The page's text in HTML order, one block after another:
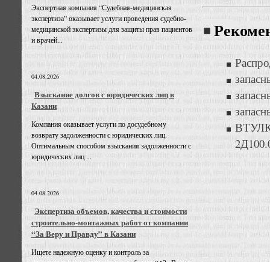
Экспертная компания “Судебная-медицинская
экспертиза” оказывает услуги проведения судебно-
медицинской экспертизы для защиты прав пациентов
и врачей...
04.08.2026
Взыскание долгов с юридических лиц в
Казани
Компания оказывает услуги по досудебному
возврату задолженности с юридических лиц.
Оптимальным способом взыскания задолженности с
юридических лиц ...
04.08.2026
Экспертиза объемов, качества и стоимости
строительно-монтажных работ от компании
“За Веру и Правду” в Казани
Ищете надежную оценку и контроль за